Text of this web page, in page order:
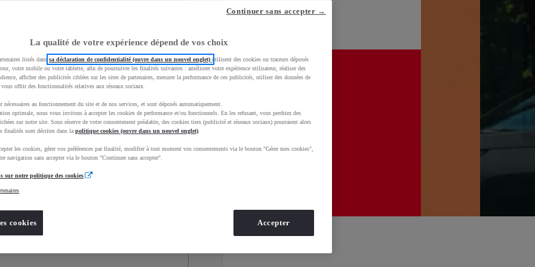
Services Concession
Occasions
La qualité de votre expérience dépend de vos choix
listés dans sa déclaration de confidentialité (ouvre dans un nouvel onglet) utilisent des cookies ou traceurs déposés
votre mobile ou votre tablette, afin de poursuivre les finalités suivantes : améliorer votre expérience utilisateur, réaliser des
afficher des publicités ciblées sur les sites de partenaires, mesurer la performance de ces publicités, utiliser des données de
offrir des fonctionnalités relatives aux réseaux sociaux.
nécessaires au fonctionnement du site et de nos services, et sont déposés automatiquement.
optimale, nous vous invitons à accepter les cookies de performance et/ou fonctionnels. En les refusant, vous perdriez des
sur notre site. Sous réserve de votre consentement préalable, des cookies tiers (publicité et réseaux sociaux) pourraient alors
finalités sont décrites dans la politique cookies (ouvre dans un nouvel onglet)
les cookies, gérer vos préférences par finalité, modifier à tout moment vos consentements via le bouton "Gérer mes cookies",
navigation sans accepter via le bouton "Continuer sans accepter".
sur notre politique des cookies
cookies
Continuer sans accepter →
Accepter